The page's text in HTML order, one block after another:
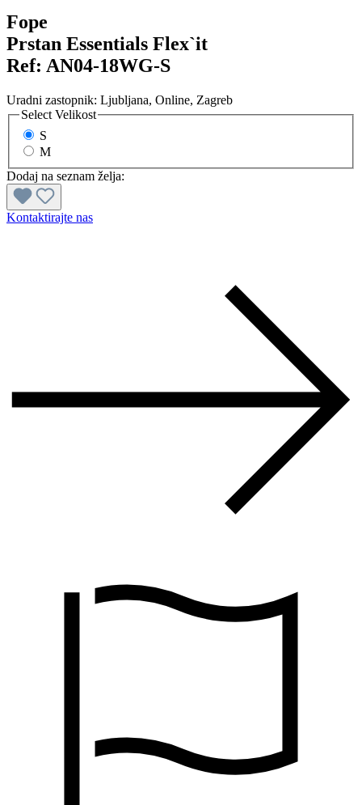
Fope
Prstan Essentials Flex`it
Ref: AN04-18WG-S
Uradni zastopnik: Ljubljana, Online, Zagreb
Select Velikost
S
M
Dodaj na seznam želja:
Kontaktirajte nas